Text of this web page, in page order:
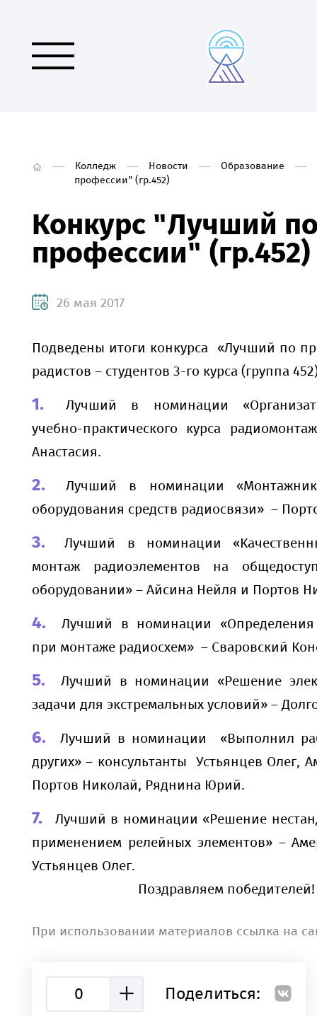
Колледж Новости
Образование
профессии" (гр.452)
Конкурс "Лучший
профессии" (гр.452)
26 мая 2017
Подведены итоги конкурса «Лучший по
радистов – студентов 3-го курса (группа
Лучший в номинации
учебно-практического курса
Анастасия.
Лучший в номинации
оборудования средств радиосвязи» –
Лучший в номинации
монтаж радиоэлементов на
оборудовании» – Айсина Нейля и Портов
Лучший в номинации «Определения
при монтаже радиосхем» – Сваровский
Лучший в номинации «Решение
задачи для экстремальных условий» –
Лучший в номинации «Выполнил
других» – консультанты Устьянцев Олег,
Портов Николай, Ряднина Юрий.
Лучший в номинации «Решение
применением релейных элементов» –
Устьянцев Олег.
Поздравляем победителей!
При использовании материалов ссылка на
0 Поделиться: